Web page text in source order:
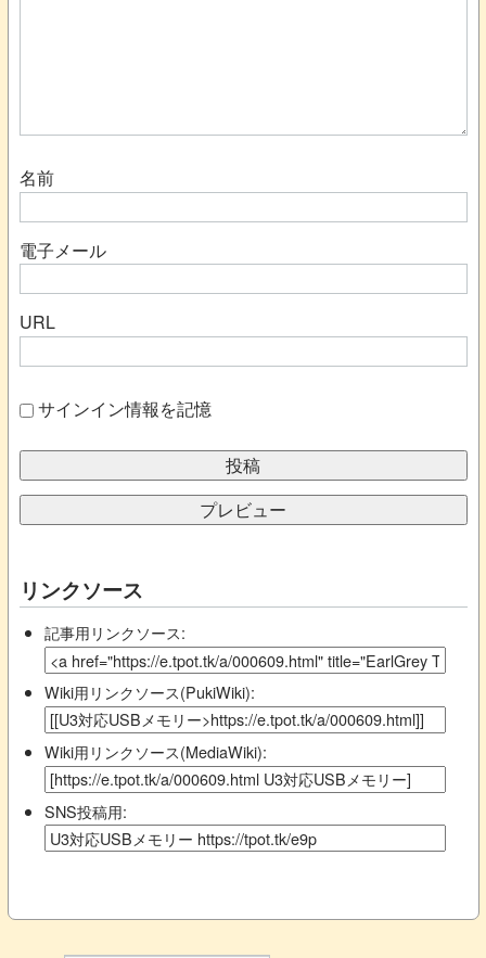
名前
電子メール
URL
サインイン情報を記憶
リンクソース
記事用リンクソース:
Wiki用リンクソース(PukiWiki):
Wiki用リンクソース(MediaWiki):
SNS投稿用: